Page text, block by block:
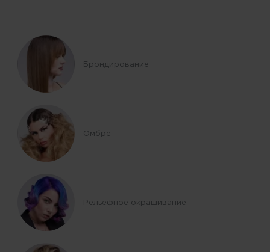
Брондирование
Омбре
Рельефное окрашивание